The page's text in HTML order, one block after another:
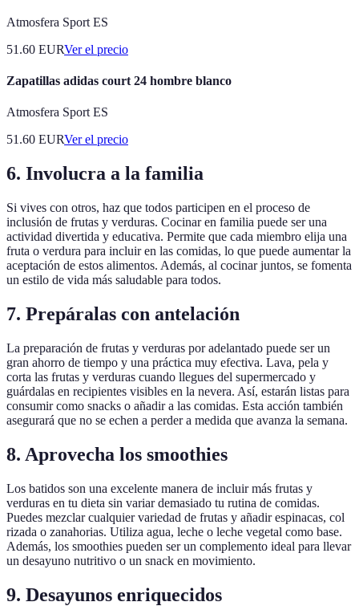
Atmosfera Sport ES
51.60 EURVer el precio
Zapatillas adidas court 24 hombre blanco
Atmosfera Sport ES
51.60 EURVer el precio
6. Involucra a la familia
Si vives con otros, haz que todos participen en el proceso de
inclusión de frutas y verduras. Cocinar en familia puede ser una
actividad divertida y educativa. Permite que cada miembro elija una
fruta o verdura para incluir en las comidas, lo que puede aumentar la
aceptación de estos alimentos. Además, al cocinar juntos, se fomenta
un estilo de vida más saludable para todos.
7. Prepáralas con antelación
La preparación de frutas y verduras por adelantado puede ser un
gran ahorro de tiempo y una práctica muy efectiva. Lava, pela y
corta las frutas y verduras cuando llegues del supermercado y
guárdalas en recipientes visibles en la nevera. Así, estarán listas para
consumir como snacks o añadir a las comidas. Esta acción también
asegurará que no se echen a perder a medida que avanza la semana.
8. Aprovecha los smoothies
Los batidos son una excelente manera de incluir más frutas y
verduras en tu dieta sin variar demasiado tu rutina de comidas.
Puedes mezclar cualquier variedad de frutas y añadir espinacas, col
rizada o zanahorias. Utiliza agua, leche o leche vegetal como base.
Además, los smoothies pueden ser un complemento ideal para llevar
un desayuno nutritivo o un snack en movimiento.
9. Desayunos enriquecidos